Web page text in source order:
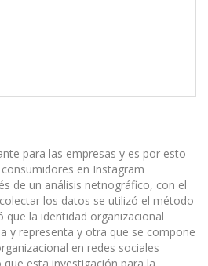
para las empresas y es por esto
en Instagram
de un análisis netnográfico, con el
los datos se utilizó el método
la identidad organizacional
y representa y otra que se compone
en redes sociales